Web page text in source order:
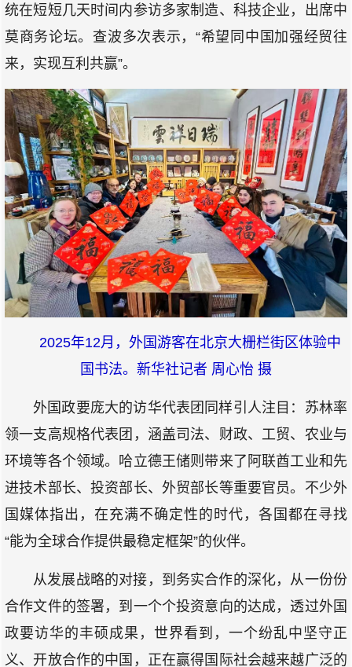
统在短短几天时间内参访多家制造、科技企业，出席中
莫商务论坛。查波多次表示，“希望同中国加强经贸往
来，实现互利共赢”。
2025年12月，外国游客在北京大栅栏街区体验中
国书法。新华社记者 周心怡 摄
外国政要庞大的访华代表团同样引人注目：苏林率
领一支高规格代表团，涵盖司法、财政、工贸、农业与
环境等各个领域。哈立德王储则带来了阿联酋工业和先
进技术部长、投资部长、外贸部长等重要官员。不少外
国媒体指出，在充满不确定性的时代，各国都在寻找
“能为全球合作提供最稳定框架”的伙伴。
从发展战略的对接，到务实合作的深化，从一份份
合作文件的签署，到一个个投资意向的达成，透过外国
政要访华的丰硕成果，世界看到，一个纷乱中坚守正
义、开放合作的中国，正在赢得国际社会越来越广泛的